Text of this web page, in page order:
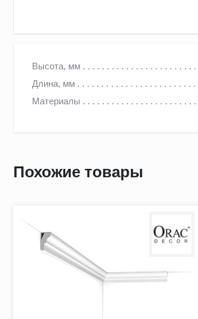
Высота, мм
Длина, мм
Материалы
Похожие товары